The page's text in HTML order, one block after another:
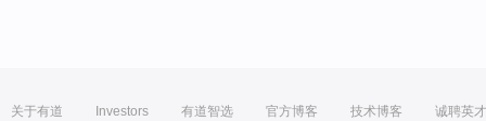
关于有道 Investors 有道智选 官方博客 技术博客 诚聘英才